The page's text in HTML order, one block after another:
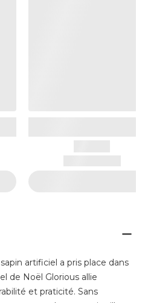
artificiel a pris place dans
de Noël Glorious allie
et praticité. Sans